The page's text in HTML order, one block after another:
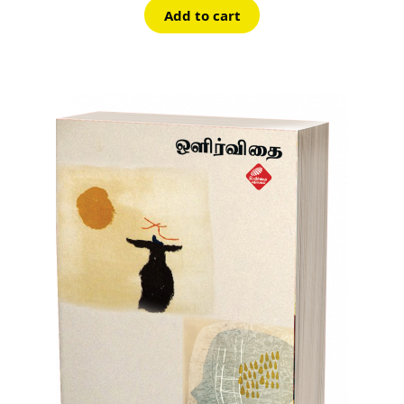
Add to cart